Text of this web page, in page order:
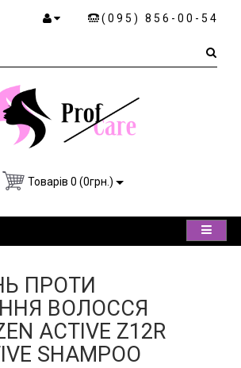
(095) 856-00-54
Товарів 0 (0грн.)
ПРОТИ
ВОЛОССЯ
ACTIVE Z12R
SHAMPOO